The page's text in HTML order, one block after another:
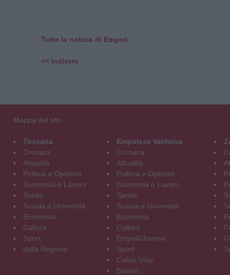
Tutte le notizie di Empoli
<< Indietro
Mappa del sito
Toscana
Cronaca
Attualità
Politica e Opinioni
Economia e Lavoro
Sanità
Scuola e Università
Economia
Cultura
Sport
dalla Regione
Empolese Valdelsa
Cronaca
Attualità
Politica e Opinioni
Economia e Lavoro
Sanità
Scuola e Università
Economia
Cultura
EmpoliChannel
Sport
Calcio Uisp
Basket